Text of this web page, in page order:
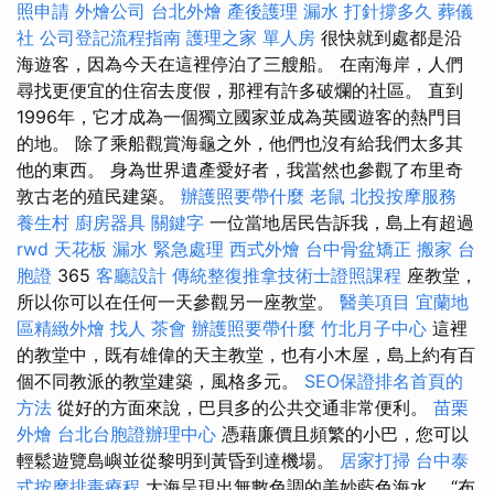
照申請 外燴公司 台北外燴 產後護理 漏水 打針撐多久 葬儀
社 公司登記流程指南 護理之家 單人房 很快就到處都是沿
海遊客，因為今天在這裡停泊了三艘船。 在南海岸，人們
尋找更便宜的住宿去度假，那裡有許多破爛的社區。 直到
1996年，它才成為一個獨立國家並成為英國遊客的熱門目
的地。 除了乘船觀賞海龜之外，他們也沒有給我們太多其
他的東西。 身為世界遺產愛好者，我當然也參觀了布里奇
敦古老的殖民建築。 辦護照要帶什麼 老鼠 北投按摩服務
養生村 廚房器具 關鍵字 一位當地居民告訴我，島上有超過
rwd 天花板 漏水 緊急處理 西式外燴 台中骨盆矯正 搬家 台
胞證 365 客廳設計 傳統整復推拿技術士證照課程 座教​​堂，
所以你可以在任何一天參觀另一座教堂。 醫美項目 宜蘭地
區精緻外燴 找人 茶會 辦護照要帶什麼 竹北月子中心 這裡
的教堂中，既有雄偉的天主教堂，也有小木屋，島上約有百
個不同教派的教堂建築，風格多元。 SEO保證排名首頁的
方法 從好的方面來說，巴貝多的公共交通非常便利。 苗栗
外燴 台北台胞證辦理中心 憑藉廉價且頻繁的小巴，您可以
輕鬆遊覽島嶼並從黎明到黃昏到達機場。 居家打掃 台中泰